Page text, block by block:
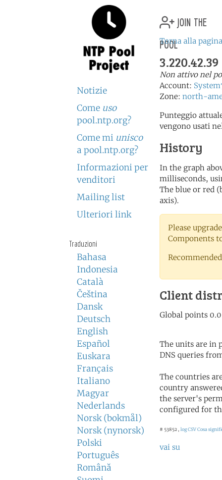
Notizie
Come uso
pool.ntp.org?
Come mi unisco
a pool.ntp.org?
Informazioni per
venditori
Mailing list
Ulteriori link
Traduzioni
Bahasa
Indonesia
Català
Čeština
Dansk
Deutsch
English
Español
Euskara
Français
Italiano
Magyar
Nederlands
Norsk (bokmål)
Norsk (nynorsk)
Polski
Português
Română
join the
pool
Torna alla
3.220.42.39
Non attivo nel
Account:
Zone: north-
Punteggio
vengono usati
History
In the graph
milliseconds,
The blue or red
axis).
Please
Components
Client
The units are in
DNS queries
The countries
country
the server's
configured for
# 53852 , log CSVCosa
vai su